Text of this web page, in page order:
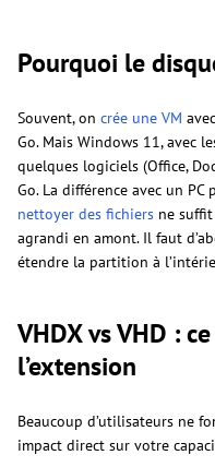
Pourquoi le
Souvent, on crée une VM
Go. Mais Windows 11, avec
quelques logiciels (Office,
Go. La différence avec un PC
nettoyer des fichiers ne
agrandi en amont. Il faut
étendre la partition à
VHDX vs VHD :
l’extension
Beaucoup d’utilisateurs ne
impact direct sur votre